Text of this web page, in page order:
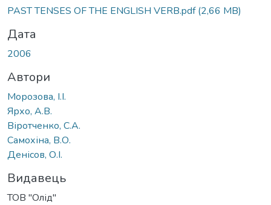
PAST TENSES OF THE ENGLISH VERB.pdf(2,66 MB)
Дата
2006
Автори
Морозова, І.І.
Ярхо, А.В.
Віротченко, С.А.
Самохіна, В.О.
Денісов, О.І.
Видавець
ТОВ "Олід"